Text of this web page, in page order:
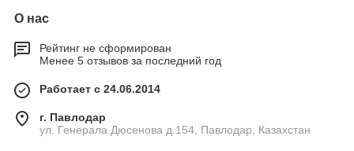
О нас
Рейтинг не сформирован
Менее 5 отзывов за последний год
Работает с 24.06.2014
г. Павлодар
ул. Генерала Дюсенова д.154, Павлодар, Казахстан